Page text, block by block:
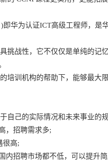
华为认证ICT高级工程师，是
战性，它不仅仅是单纯的记
训机构的帮助下，能够最大限
己的实际情况和未来事业的规
，招聘需求多;
高;
招聘市场都不低，可以提升简